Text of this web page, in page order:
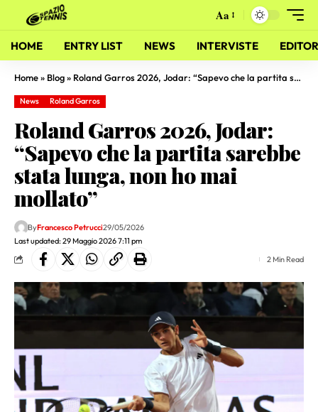
Aa
HOME ENTRY LIST NEWS INTERVISTE
Home» Blog» Roland Garros 2026, Jodar: “Sapevo che la partita sarebbe stata lunga, non ho mai mollato”
News Roland Garros
Roland Garros 2026, Jodar:
“Sapevo che la partita sarebbe
stata lunga, non ho mai
mollato”
Last updated: 29 Maggio 2026 7:11 pm
ByFrancesco Petrucci29/05/2026
2 Min Read